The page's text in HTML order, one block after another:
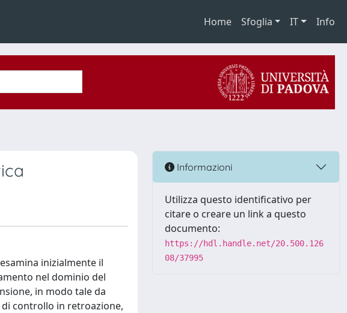
Home Sfoglia IT Info
inizialmente il
nel dominio del
in modo tale da
controllo in retroazione,
Informazioni
Utilizza questo identificativo per
citare o creare un link a questo
documento:
https://hdl.handle.net/20.500.126
08/37995